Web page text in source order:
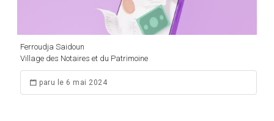
Ferroudja Saidoun
Village des Notaires et du Patrimoine
paru le 6 mai 2024